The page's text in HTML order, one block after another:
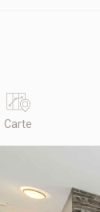
Carte